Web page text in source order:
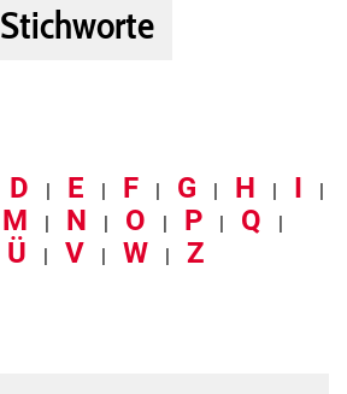
Stichworte
D | E | F | G | H | I |
M | N | O | P | Q |
Ü | V | W | Z